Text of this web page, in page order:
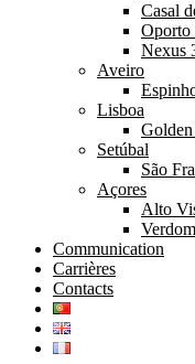
Casal
Oporto
Nexus
Aveiro
Lisboa
Setúbal
São
Açores
Alto
Communication
Carrières
Contacts